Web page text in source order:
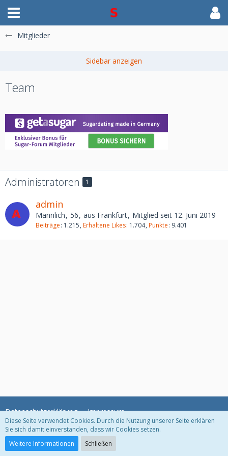
Mitglieder
Team
Administratoren 1
admin
Männlich 56 aus Frankfurt Mitglied seit 12. Juni 2019
Beiträge 1.215 Erhaltene Likes 1.704 Punkte 9.401
Datenschutzerklärung Impressum
Community-Software:
Diese Seite verwendet Cookies. Durch die Nutzung unserer Seite erklären
Sie sich damit einverstanden, dass wir Cookies setzen.
Weitere Informationen
Schließen